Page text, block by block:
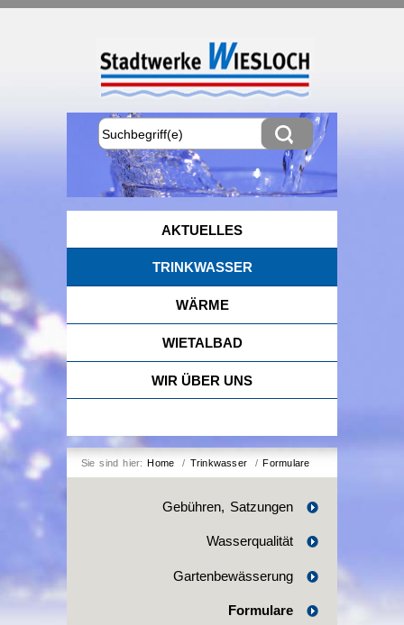
AKTUELLES
TRINKWASSER
WÄRME
WIETALBAD
WIR ÜBER UNS
Sie sind hier: Home / Trinkwasser / Formulare
Gebühren, Satzungen
Wasserqualität
Gartenbewässerung
Formulare